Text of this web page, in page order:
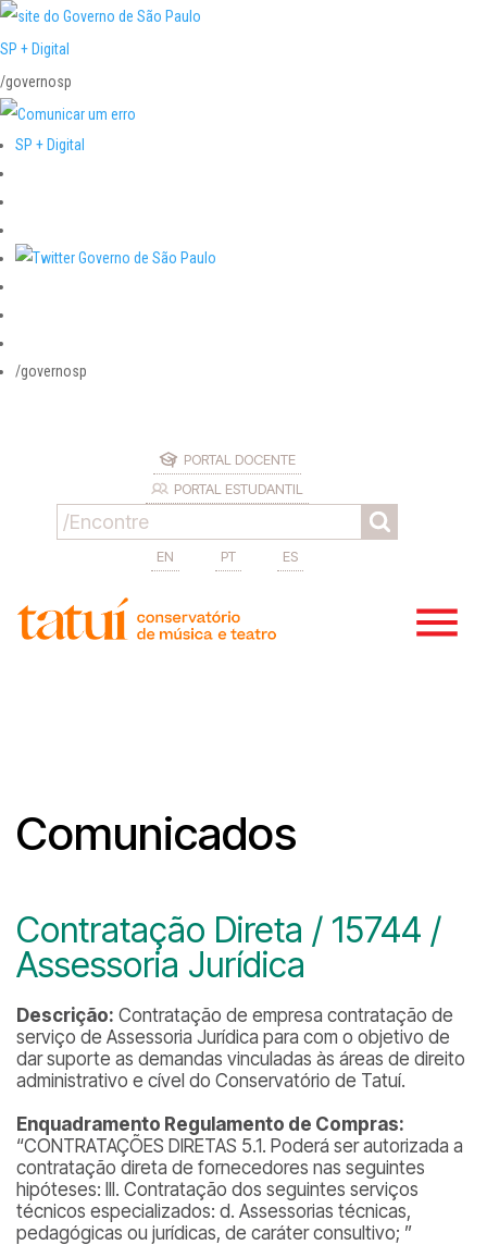
SP + Digital
/governosp
SP + Digital
/governosp
PORTAL DOCENTE
PORTAL ESTUDANTIL
EN PT ES
Comunicados
Contratação Direta / 15744 /
Assessoria Jurídica
Descrição: Contratação de empresa contratação de
serviço de Assessoria Jurídica para com o objetivo de
dar suporte as demandas vinculadas às áreas de direito
administrativo e cível do Conservatório de Tatuí.
Enquadramento Regulamento de Compras:
“CONTRATAÇÕES DIRETAS 5.1. Poderá ser autorizada a
contratação direta de fornecedores nas seguintes
hipóteses: III. Contratação dos seguintes serviços
técnicos especializados: d. Assessorias técnicas,
pedagógicas ou jurídicas, de caráter consultivo; ”